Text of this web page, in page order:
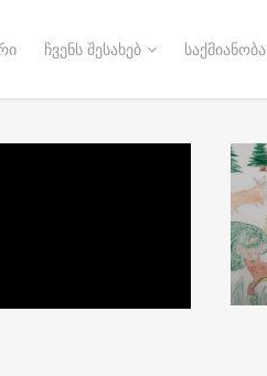
ჩვენს შესახებ საქმიანობა